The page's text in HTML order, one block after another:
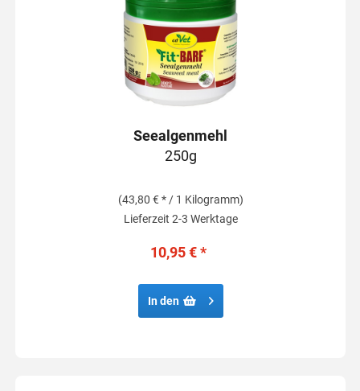
Seealgenmehl
250g
(43,80 € * / 1 Kilogramm)
Lieferzeit 2-3 Werktage
10,95 € *
In den